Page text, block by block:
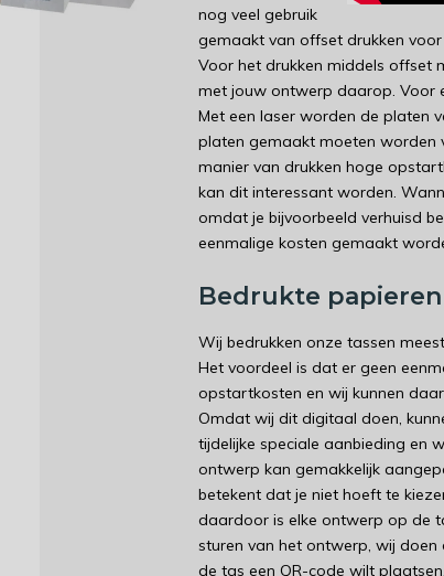
nog veel gebruik
gemaakt van offset drukken
Voor het drukken middels offset
met jouw ontwerp daarop. Voor
Met een laser worden de platen
platen gemaakt moeten worden
manier van drukken hoge
kan dit interessant worden.
omdat je bijvoorbeeld verhuisd
eenmalige kosten gemaakt
Bedrukte papieren
Wij bedrukken onze tassen
Het voordeel is dat er geen
opstartkosten en wij kunnen
Omdat wij dit digitaal doen,
tijdelijke speciale aanbieding en
ontwerp kan gemakkelijk
betekent dat je niet hoeft te
daardoor is elke ontwerp op de
sturen van het ontwerp, wij
de tas een QR-code wilt